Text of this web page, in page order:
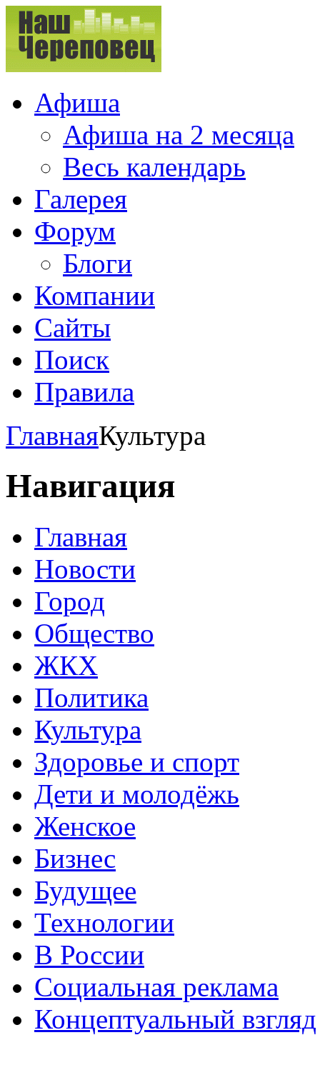
Афиша
Афиша на 2 месяца
Весь календарь
Галерея
Форум
Блоги
Компании
Сайты
Поиск
Правила
ГлавнаяКультура
Навигация
Главная
Новости
Город
Общество
ЖКХ
Политика
Культура
Здоровье и спорт
Дети и молодёжь
Женское
Бизнес
Будущее
Технологии
В России
Социальная реклама
Концептуальный взгляд